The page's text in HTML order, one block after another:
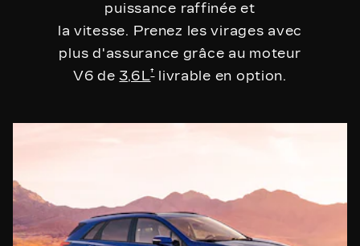
puissance raffinée et
la vitesse. Prenez les virages avec
plus d'assurance grâce au moteur
V6 de3,6 L†livrable en option.